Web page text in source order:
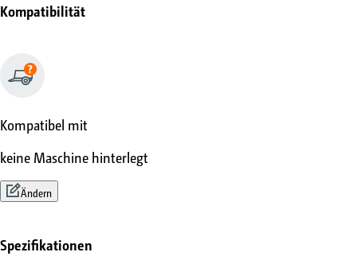
Kompatibilität
Kompatibel mit
keine Maschine hinterlegt
Ändern
Spezifikationen